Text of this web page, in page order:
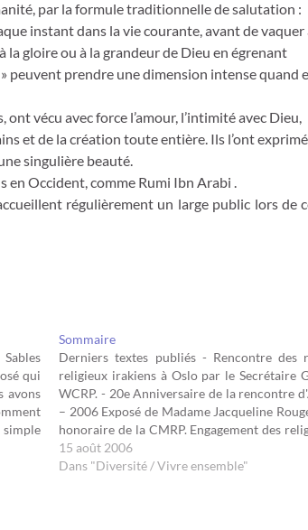
par la formule traditionnelle de salutation :
instant dans la vie courante, avant de vaquer
la gloire ou à la grandeur de Dieu en égrenant
peuvent prendre une dimension intense quand
vécu avec force l’amour, l’intimité avec Dieu,
et de la création toute entière. Ils l’ont exprimé,
singulière beauté.
Occident, comme Rumi Ibn Arabi .
régulièrement un large public lors de
qui
avons
Sommaire
Derniers textes publiés - Rencontre des
religieux irakiens à Oslo par le Secrétaire
WCRP. - 20e Anniversaire de la rencontre
– 2006 Exposé de Madame Jacqueline
honoraire de la CMRP. Engagement des
paix; le "décalogue" d'Assise. Anniversaire
15 août 2006
Dans "Diversité / Vivre ensemble"